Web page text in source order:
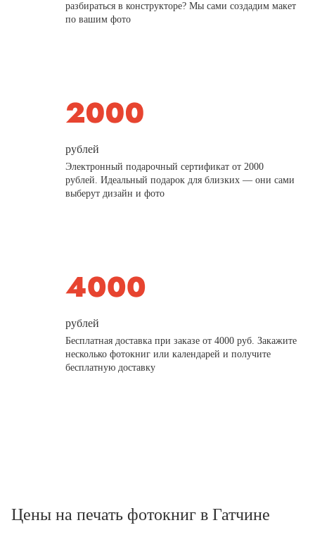
разбираться в конструкторе? Мы сами создадим макет
по вашим фото
рублей
Электронный подарочный сертификат от 2000
рублей. Идеальный подарок для близких — они сами
выберут дизайн и фото
рублей
Бесплатная доставка при заказе от 4000 руб. Закажите
несколько фотокниг или календарей и получите
бесплатную доставку
Цены на печать фотокниг в Гатчине